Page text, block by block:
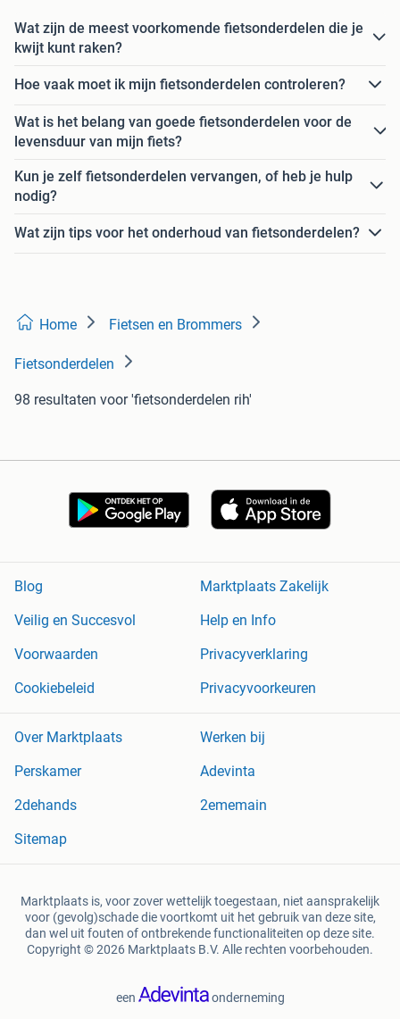
Wat zijn de meest voorkomende fietsonderdelen die je
kwijt kunt raken?
Hoe vaak moet ik mijn fietsonderdelen controleren?
Wat is het belang van goede fietsonderdelen voor de
levensduur van mijn fiets?
Kun je zelf fietsonderdelen vervangen, of heb je hulp
nodig?
Wat zijn tips voor het onderhoud van fietsonderdelen?
Home Fietsen en Brommers
Fietsonderdelen
98 resultaten voor 'fietsonderdelen rih'
Blog
Marktplaats Zakelijk
Veilig en Succesvol
Help en Info
Voorwaarden
Privacyverklaring
Cookiebeleid
Privacyvoorkeuren
Over Marktplaats
Werken bij
Perskamer
Adevinta
2dehands
2ememain
Sitemap
Marktplaats is, voor zover wettelijk toegestaan, niet aansprakelijk
voor (gevolg)schade die voortkomt uit het gebruik van deze site,
dan wel uit fouten of ontbrekende functionaliteiten op deze site.
Copyright © 2026 Marktplaats B.V. Alle rechten voorbehouden.
een onderneming